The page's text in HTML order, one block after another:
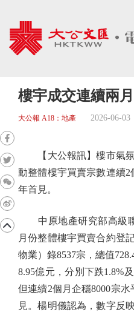
樓宇成交連續兩
大公報 A18：地產 2026-06-03
【大公報訊】樓市氣氛
動整體樓宇買賣宗數連續2
年首見。
中原地產研究部高級聯
月份整體樓宇買賣合約登
物業）錄8537宗，總值
8.95億元，分別下跌1.8%
但連續2個月企穩8000宗
見。楊明儀認為，數字反